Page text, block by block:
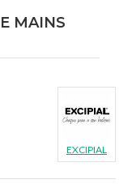
MAINS
EXCIPIAL